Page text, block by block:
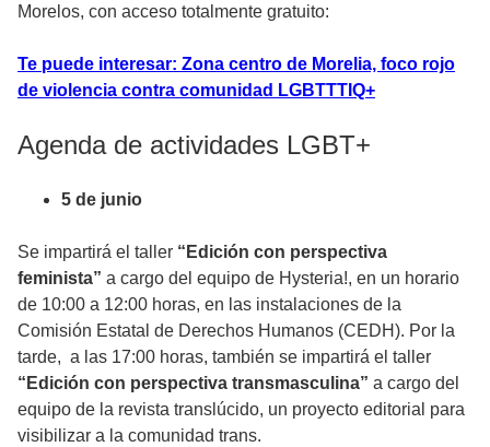
Morelos, con acceso totalmente gratuito:
Te puede interesar: Zona centro de Morelia, foco rojo
de violencia contra comunidad LGBTTTIQ+
Agenda de actividades LGBT+
5 de junio
Se impartirá el taller “Edición con perspectiva
feminista” a cargo del equipo de Hysteria!, en un horario
de 10:00 a 12:00 horas, en las instalaciones de la
Comisión Estatal de Derechos Humanos (CEDH). Por la
tarde, a las 17:00 horas, también se impartirá el taller
“Edición con perspectiva transmasculina” a cargo del
equipo de la revista translúcido, un proyecto editorial para
visibilizar a la comunidad trans.